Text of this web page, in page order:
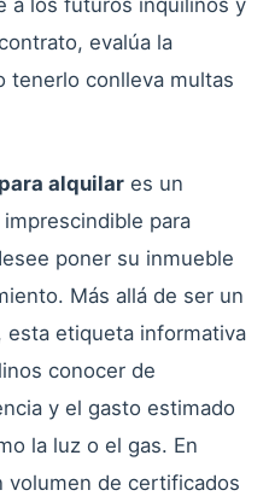
evalúa la
tenerlo conlleva multas
alquilar es un
para
poner su inmueble
Más allá de ser un
etiqueta informativa
conocer de
y el gasto estimado
la luz o el gas. En
volumen de certificados